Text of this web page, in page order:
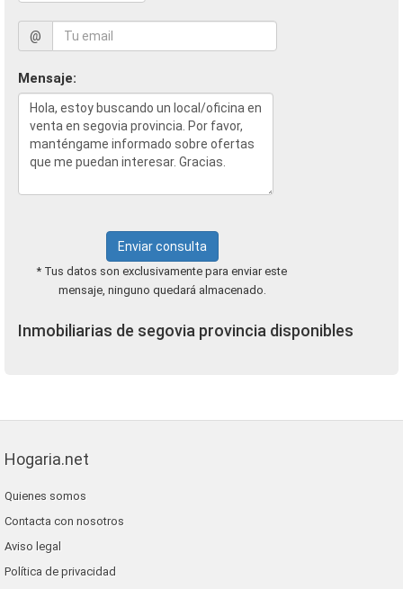
@
Mensaje:
Enviar consulta
* Tus datos son exclusivamente para enviar este
mensaje, ninguno quedará almacenado.
Inmobiliarias de segovia provincia disponibles
Hogaria.net
Quienes somos
Contacta con nosotros
Aviso legal
Política de privacidad